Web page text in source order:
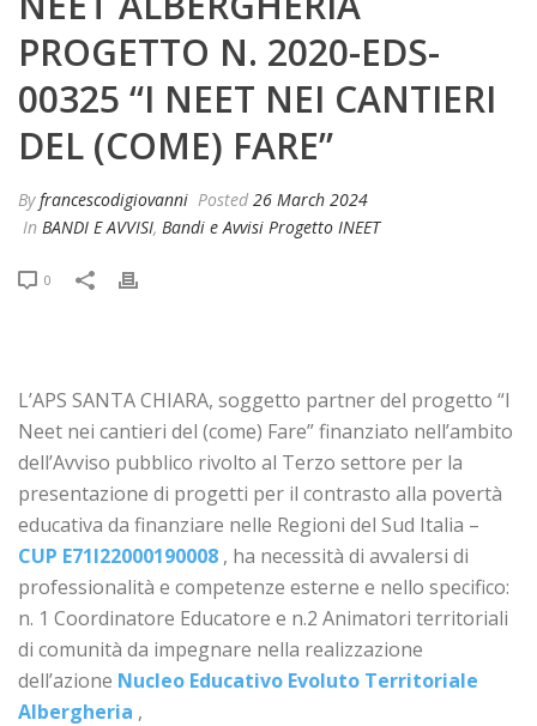
PROGETTO N. 2020-EDS-
00325 “I NEET NEI CANTIERI
DEL (COME) FARE”
Byfrancescodigiovanni Posted 26 March 2024
In BANDI E AVVISI, Bandi e Avvisi Progetto INEET
0
L’APS SANTA CHIARA, soggetto partner del progetto “I
Neet nei cantieri del (come) Fare” finanziato nell’ambito
dell’Avviso pubblico rivolto al Terzo settore per la
presentazione di progetti per il contrasto alla povertà
educativa da finanziare nelle Regioni del Sud Italia –
CUP E71I22000190008 , ha necessità di avvalersi di
professionalità e competenze esterne e nello specifico:
n. 1 Coordinatore Educatore e n.2 Animatori territoriali
di comunità da impegnare nella realizzazione
dell’azione Nucleo Educativo Evoluto Territoriale
Albergheria ,